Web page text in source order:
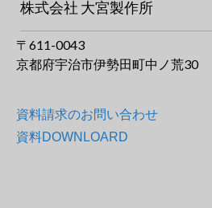
株式会社 大宮製作所
〒611-0043
京都府宇治市伊勢田町中ノ荒30
資料請求のお問い合わせ
資料DOWNLOARD